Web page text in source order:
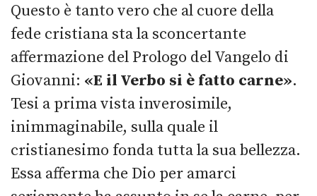
Questo è tanto vero che al cuore della
fede cristiana sta la sconcertante
affermazione del Prologo del Vangelo di
Giovanni: «E il Verbo si è fatto carne».
Tesi a prima vista inverosimile,
inimmaginabile, sulla quale il
cristianesimo fonda tutta la sua bellezza.
Essa afferma che Dio per amarci